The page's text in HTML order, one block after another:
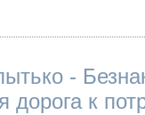
-
дорога к